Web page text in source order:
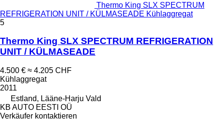
Thermo King SLX SPECTRUM
REFRIGERATION UNIT / KÜLMASEADE Kühlaggregat
5
Thermo King SLX SPECTRUM REFRIGERATION
UNIT / KÜLMASEADE
4.500 € ≈ 4.205 CHF
Kühlaggregat
2011
Estland, Lääne-Harju Vald
KB AUTO EESTI OÜ
Verkäufer kontaktieren